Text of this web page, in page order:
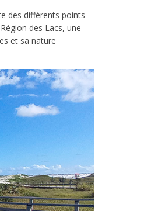
des différents points
des Lacs, une
et sa nature